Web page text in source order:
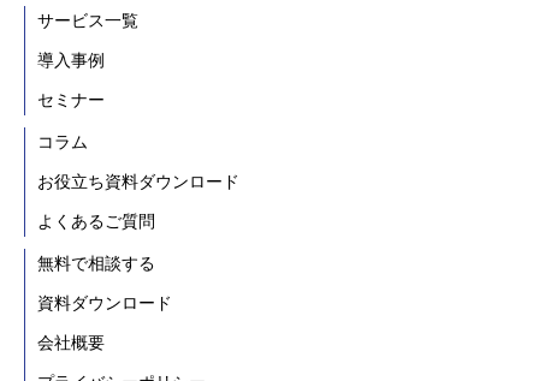
サービス一覧
導入事例
セミナー
コラム
お役立ち資料ダウンロード
よくあるご質問
無料で相談する
資料ダウンロード
会社概要